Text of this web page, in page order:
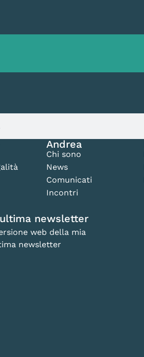
Andrea
Chi sono
News
Comunicati
Incontri
newsletter
web della mia
newsletter